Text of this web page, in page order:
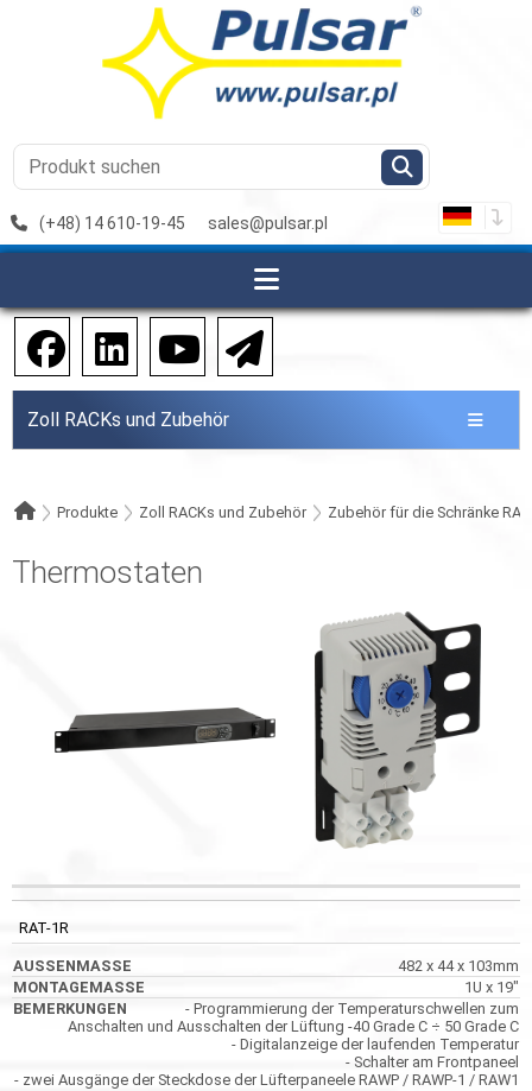
(+48) 14 610-19-45 sales@pulsar.pl
Zoll RACKs und Zubehör
Produkte Zoll RACKs und Zubehör Zubehör für die Schränke
Thermostaten
CODE AUSSENMASSE MONTAGEMASSE BEMERKUNGEN
RAT-1R
482 x 44 x 103mm
1U x 19"
- Programmierung der Temperaturschwellen zum
Anschalten und Ausschalten der Lüftung -40 Grade C ÷ 50 Grade C
- Digitalanzeige der laufenden Temperatur
- Schalter am Frontpaneel
- zwei Ausgänge der Steckdose der Lüfterpaneele RAWP / RAWP-1 / RAW1